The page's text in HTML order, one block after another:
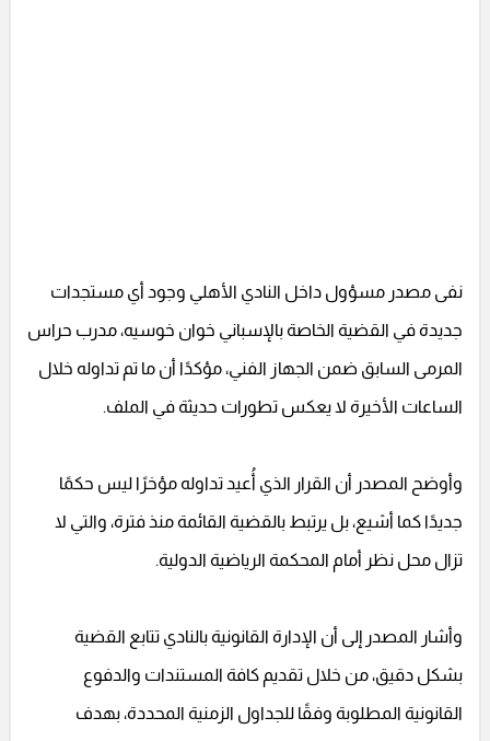
نفى مصدر مسؤول داخل النادي الأهلي وجود أي مستجدات
جديدة في القضية الخاصة بالإسباني خوان خوسيه، مدرب حراس
المرمى السابق ضمن الجهاز الفني، مؤكدًا أن ما تم تداوله خلال
الساعات الأخيرة لا يعكس تطورات حديثة في الملف.
وأوضح المصدر أن القرار الذي أُعيد تداوله مؤخرًا ليس حكمًا
جديدًا كما أشيع، بل يرتبط بالقضية القائمة منذ فترة، والتي لا
تزال محل نظر أمام المحكمة الرياضية الدولية.
وأشار المصدر إلى أن الإدارة القانونية بالنادي تتابع القضية
بشكل دقيق، من خلال تقديم كافة المستندات والدفوع
القانونية المطلوبة وفقًا للجداول الزمنية المحددة، بهدف